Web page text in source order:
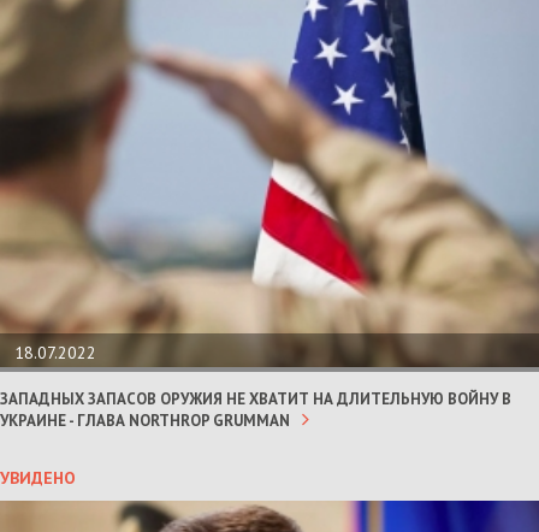
18.07.2022
ЗАПАДНЫХ ЗАПАСОВ ОРУЖИЯ НЕ ХВАТИТ НА ДЛИТЕЛЬНУЮ ВОЙНУ В
УКРАИНЕ - ГЛАВА NORTHROP GRUMMAN
УВИДЕНО